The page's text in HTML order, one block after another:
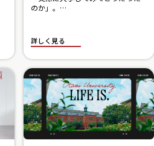
のか」。
から、
学生だから知っている学内のおす
大学の魅力を本音で語ります。
詳しく見る